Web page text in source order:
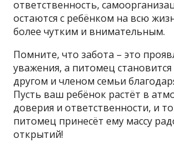
ответственность,
остаются с ребёнком на всю
более чутким и внимательным.
Помните, что забота – это
уважения, а питомец
другом и членом семьи
Пусть ваш ребёнок растёт в
доверия и ответственности, и
питомец принесёт ему массу
открытий!